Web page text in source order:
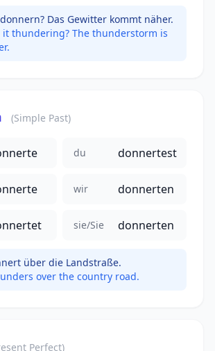
Das Gewitter kommt näher.
it thundering? The thunderstorm is
(Simple Past)
du donnertest
wir donnerten
sie/Sie donnerten
über die Landstraße.
over the country road.
Perfect)